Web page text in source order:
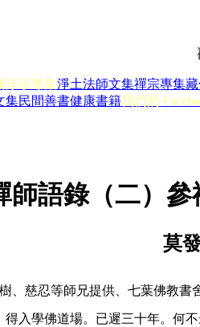
淨宗專集淨土法師文集禪宗專集
集民間善書健康書籍我們的
師語錄（二）
莫
、慈忍等師兄提供、七葉佛教書
入學佛道場。已遲三十年。